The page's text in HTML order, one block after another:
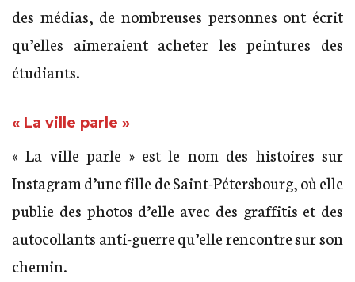
des médias, de nombreuses personnes ont écrit
qu’elles aimeraient acheter les peintures des
étudiants.
« La ville parle »
« La ville parle » est le nom des histoires sur
Instagram d’une fille de Saint-Pétersbourg, où elle
publie des photos d’elle avec des graffitis et des
autocollants anti-guerre qu’elle rencontre sur son
chemin.